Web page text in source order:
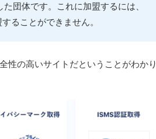
団体です。これに加盟するには、
ることができません。
性の高いサイトだということがわかり